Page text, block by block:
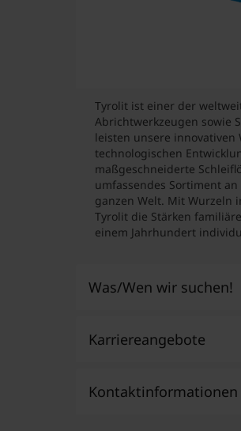
Tyrolit ist einer der
Abrichtwerkzeugen sowie
leisten unsere
technologischen
maßgeschneiderte
umfassendes Sortiment
ganzen Welt. Mit Wurzeln
Tyrolit die Stärken
einem Jahrhundert
Was/Wen wir suchen!
Wir erwarten viel
Bereichen einen
Karriereangebote
Kontaktinformationen